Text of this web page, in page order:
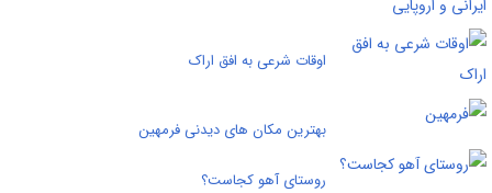
اوقات شرعی به افق اراک
بهترین مکان های دیدنی فرمهین
روستای آهو کجاست؟